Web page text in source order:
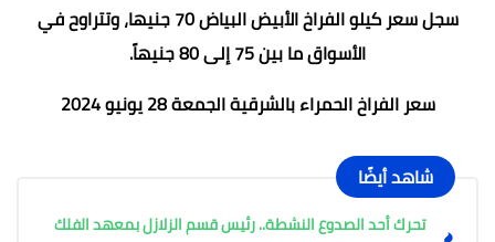
سجل سعر كيلو الفراخ الأبيض البياض 70 جنيها، وتتراوح في
الأسواق ما بين 75 إلى 80 جنيهاً.
سعر الفراخ الحمراء بالشرقية الجمعة 28 يونيو 2024
شاهد أيضًا
تحرك أحد الصدوع النشطة.. رئيس قسم الزلازل بمعهد الفلك